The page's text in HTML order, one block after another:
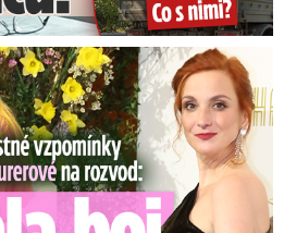
Prohrála boj o dvojčata!